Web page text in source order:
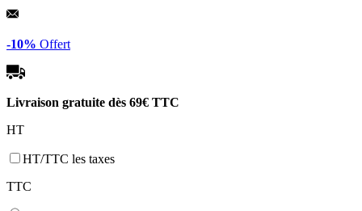
Panneau de gestion des cookies
-10% Offert
Livraison gratuite dès 69€ TTC
HT
HT/TTC les taxes
TTC